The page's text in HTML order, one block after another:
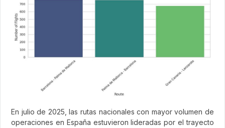
En julio de 2025, las rutas nacionales con mayor volumen de
operaciones en España estuvieron lideradas por el trayecto